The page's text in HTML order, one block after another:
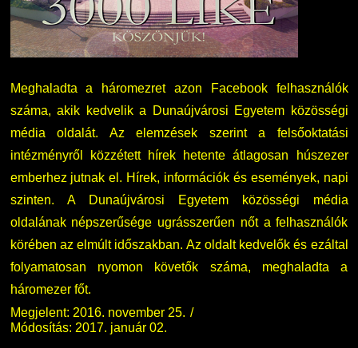
Meghaladta a háromezret azon Facebook felhasználók
száma, akik kedvelik a Dunaújvárosi Egyetem közösségi
média oldalát. Az elemzések szerint a felsőoktatási
intézményről közzétett hírek hetente átlagosan húszezer
emberhez jutnak el. Hírek, információk és események, napi
szinten. A Dunaújvárosi Egyetem közösségi média
oldalának népszerűsége ugrásszerűen nőt a felhasználók
körében az elmúlt időszakban. Az oldalt kedvelők és ezáltal
folyamatosan nyomon követők száma, meghaladta a
háromezer főt.
Megjelent: 2016. november 25.
Módosítás: 2017. január 02.